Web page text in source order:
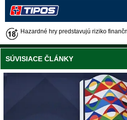
Hazardné hry predstavujú riziko
SÚVISIACE ČLÁNKY